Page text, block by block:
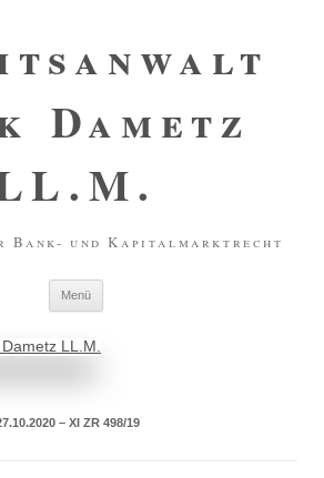
Dametz
Bank- und Kapitalmarktrecht
Menü
– XI ZR 498/19